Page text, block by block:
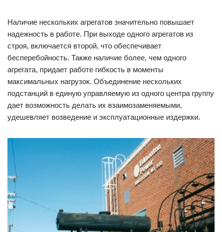
Наличие нескольких агрегатов значительно повышает
надежность в работе. При выходе одного агрегатов из
строя, включается второй, что обеспечивает
бесперебойность. Также наличие более, чем одного
агрегата, придает работе гибкость в моменты
максимальных нагрузок. Объединение нескольких
подстанций в единую управляемую из одного центра группу
дает возможность делать их взаимозаменяемыми,
удешевляет возведение и эксплуатационные издержки.